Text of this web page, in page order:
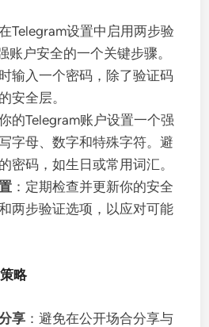
在Telegram设置中启用两步验
账户安全的一个关键步骤。
输入一个密码，除了验证码
安全层。
的Telegram账户设置一个强
字母、数字和特殊字符。避
密码，如生日或常用词汇。
：定期检查并更新你的安全
两步验证选项，以应对可能
略
享 ：避免在公开场合分享与